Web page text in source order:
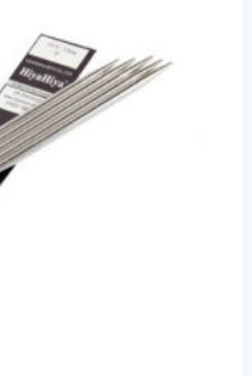
gekozen
worden
op
de
productpagina